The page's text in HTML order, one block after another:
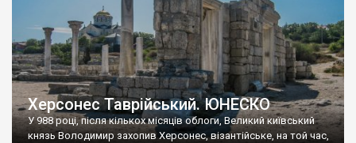
Херсонес Таврійський. ЮНЕСКО
У 988 році, після кількох місяців облоги, Великий київський
князь Володимир захопив Херсонес, візантійське, на той час,